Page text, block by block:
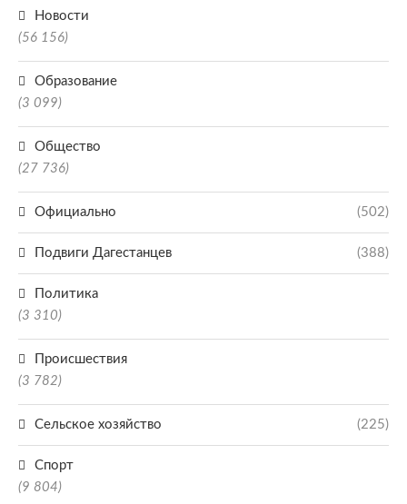
Новости
(56 156)
Образование
(3 099)
Общество
(27 736)
Официально (502)
Подвиги Дагестанцев (388)
Политика
(3 310)
Происшествия
(3 782)
Сельское хозяйство (225)
Спорт
(9 804)